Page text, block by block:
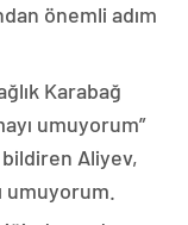
önemli adım
Karabağ
umuyorum”
bildiren Aliyev,
umuyorum.